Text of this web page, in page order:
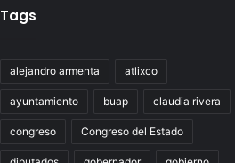
Tags
alejandro armenta atlixco
ayuntamiento buap claudia rivera
congreso Congreso del Estado